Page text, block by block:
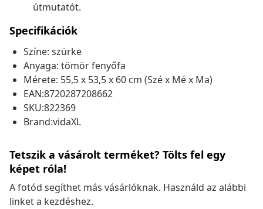
útmutatót.
Specifikációk
Színe: szürke
Anyaga: tömör fenyőfa
Mérete: 55,5 x 53,5 x 60 cm (Szé x Mé x Ma)
EAN:8720287208662
SKU:822369
Brand:vidaXL
Tetszik a vásárolt terméket? Tölts fel egy
képet róla!
A fotód segíthet más vásárlóknak. Használd az alábbi
linket a kezdéshez.